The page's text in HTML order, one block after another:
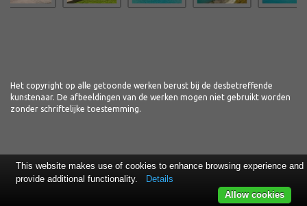
Het copyright op alle getoonde werken berust bij de desbetreffende
kunstenaar. De afbeeldingen van de werken mogen niet gebruikt worden
zonder schriftelijke toestemming.
This website makes use of cookies to enhance browsing experience and
provide additional functionality.
Details
Allow cookies